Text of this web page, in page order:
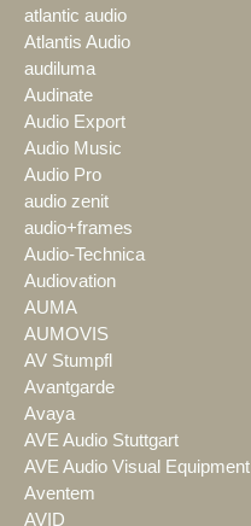
atlantic audio
Atlantis Audio
audiluma
Audinate
Audio Export
Audio Music
Audio Pro
audio zenit
audio+frames
Audio-Technica
Audiovation
AUMA
AUMOVIS
AV Stumpfl
Avantgarde
Avaya
AVE Audio Stuttgart
AVE Audio Visual Equipment
Aventem
AVID